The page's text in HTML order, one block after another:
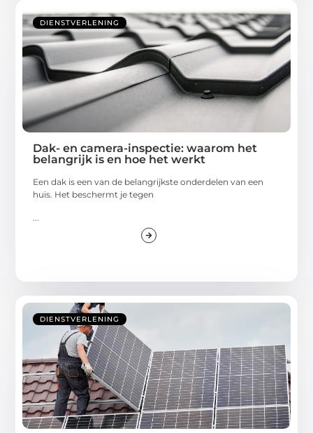
DIENSTVERLENING
Dak- en camera-inspectie: waarom het
belangrijk is en hoe het werkt
Een dak is een van de belangrijkste onderdelen van een
huis. Het beschermt je tegen
DIENSTVERLENING